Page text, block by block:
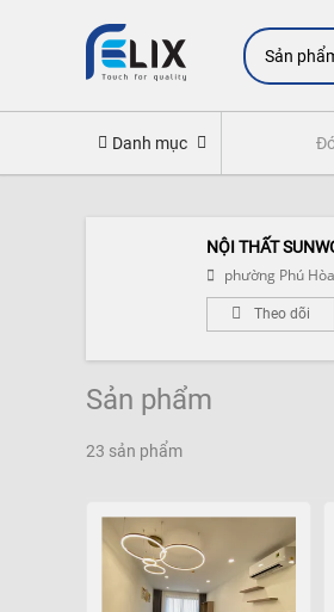
Sản
Danh mục
Yêu cầu quyền lợi bảo hiểm
NỘI THẤT
phường Phú
Theo dõi
Sản phẩm
23 sản phẩm